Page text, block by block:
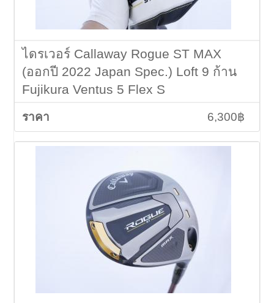
ไดรเวอร์ Callaway Rogue ST MAX
(ออกปี 2022 Japan Spec.) Loft 9 ก้าน
Fujikura Ventus 5 Flex S
6,300฿